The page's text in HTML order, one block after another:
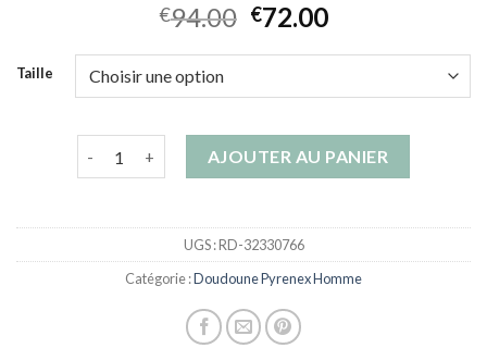
€94.00 €72.00
Taille
AJOUTER AU PANIER
UGS :RD-32330766
Catégorie :Doudoune Pyrenex Homme